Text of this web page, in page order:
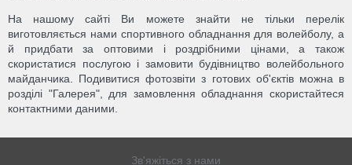
На нашому сайті Ви можете знайти не тільки перелік
виготовляється нами спортивного обладнання для волейболу, а
й придбати за оптовими і роздрібними цінами, а також
скористатися послугою і замовити будівництво волейбольного
майданчика. Подивитися фотозвіти з готових об'єктів можна в
розділі "Галерея", для замовлення обладнання скористайтеся
контактними даними.
Зв'яжіться з нами